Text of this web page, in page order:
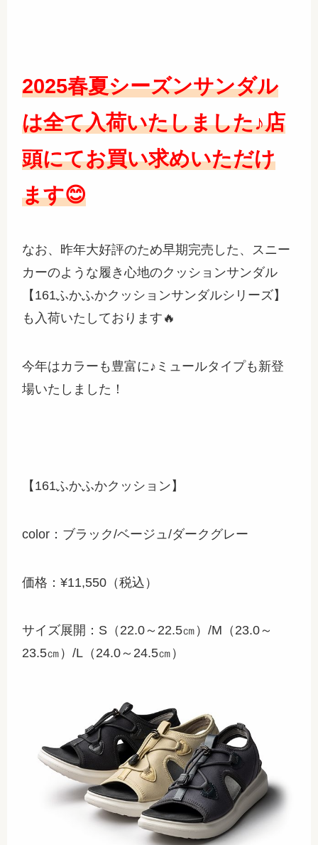
2025春夏シーズンサンダル
は全て入荷いたしました♪店
頭にてお買い求めいただけ
ます😊
なお、昨年大好評のため早期完売した、スニー
カーのような履き心地のクッションサンダル
【161ふかふかクッションサンダルシリーズ】
も入荷いたしております🔥
今年はカラーも豊富に♪ミュールタイプも新登
場いたしました！
【161ふかふかクッション】
color：ブラック/ベージュ/ダークグレー
価格：¥11,550（税込）
サイズ展開：S（22.0～22.5㎝）/M（23.0～
23.5㎝）/L（24.0～24.5㎝）